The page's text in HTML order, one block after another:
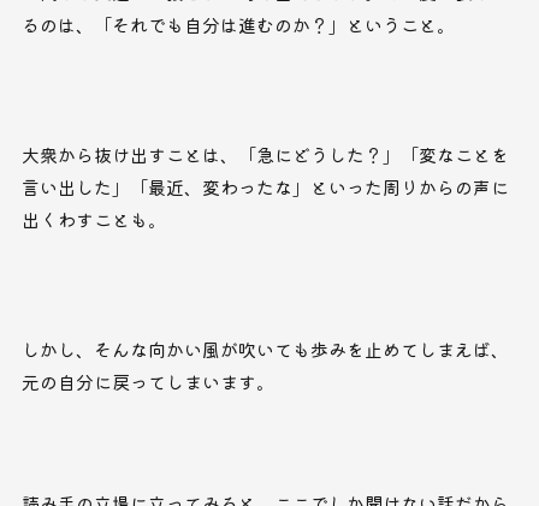
るのは、「それでも自分は進むのか？」ということ。
大衆から抜け出すことは、「急にどうした？」「変なことを
言い出した」「最近、変わったな」といった周りからの声に
出くわすことも。
しかし、そんな向かい風が吹いても歩みを止めてしまえば、
元の自分に戻ってしまいます。